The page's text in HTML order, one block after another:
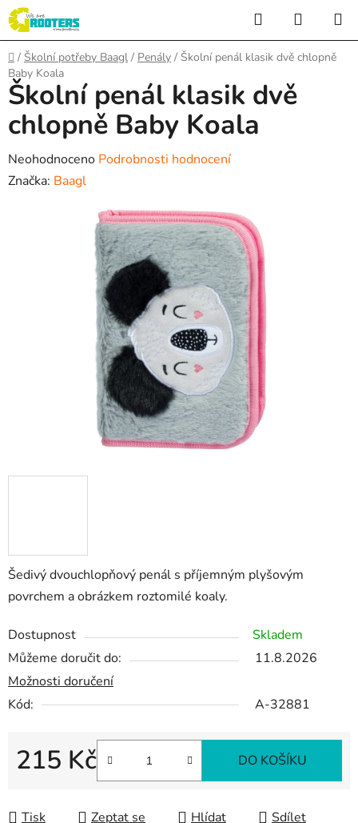
Přejít
na
obsah
Hledat
KOŠÍK
Domů
/ Školní potřeby Baagl / Penály / Školní penál klasik dvě chlopně
Baby Koala
Šedivý dvouchlopňový penál s příjemným plyšovým
povrchem a obrázkem roztomilé koaly.
Dostupnost
Skladem
Můžeme doručit do:
11.8.2026
Možnosti doručení
Kód:
A-32881
215 Kč DO KOŠÍKU
Tisk Zeptat se Hlídat Sdílet
Školní penál klasik dvě
chlopně Baby Koala
Průměrné
hodnocení
Neohodnoceno Podrobnosti hodnocení
Značka: Baagl